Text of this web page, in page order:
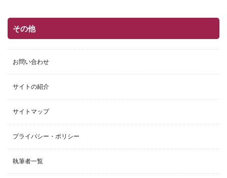
その他
お問い合わせ
サイトの紹介
サイトマップ
プライバシー・ポリシー
執筆者一覧